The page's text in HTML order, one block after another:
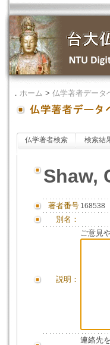
． ホーム > 仏学著者データ
仏学著者検索 検索結
Shaw,
著者番号 168538
別名：
説明：
ご意見
連絡先